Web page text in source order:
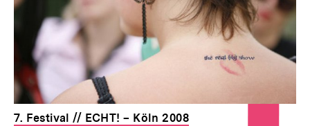
7. Festival // ECHT! – Köln 2008